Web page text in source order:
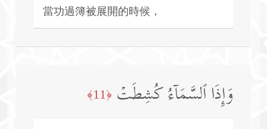
當功過簿被展開的時候，
وَإِذَا ٱلسَّمَاۤءُ كُشِطَتۡ ﴿11﴾